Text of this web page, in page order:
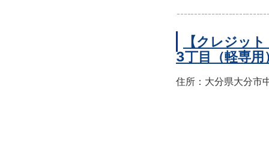
【クレジッ
3丁目（軽専用
住所：大分県大分市